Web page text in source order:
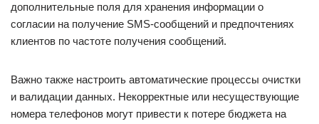
дополнительные поля для хранения информации о
согласии на получение SMS-сообщений и предпочтениях
клиентов по частоте получения сообщений.
Важно также настроить автоматические процессы очистки
и валидации данных. Некорректные или несуществующие
номера телефонов могут привести к потере бюджета на